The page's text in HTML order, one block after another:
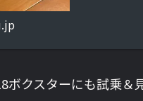
ボクスターにも試乗＆